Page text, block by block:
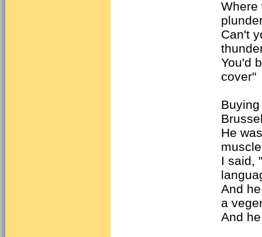
Where
Can't
You'd
cover"
He
I said,
And
a
And